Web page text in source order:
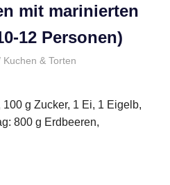
mit marinierten
12 Personen)
Kuchen & Torten
g Zucker, 1 Ei, 1 Eigelb,
800 g Erdbeeren,